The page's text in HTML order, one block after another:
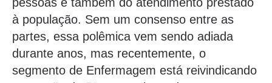
à população. Sem um consenso entre as
partes, essa polêmica vem sendo adiada
durante anos, mas recentemente, o
segmento de Enfermagem está reivindicando